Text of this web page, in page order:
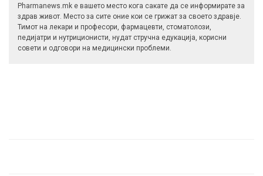
Pharmanews.mk е вашето место кога сакате да се информирате за
здрав живот. Место за сите оние кои се грижат за своето здравје.
Тимот на лекари и професори, фармацевти, стоматолози,
педијатри и нутриционисти, нудат стручна едукација, корисни
совети и одговори на медицински проблеми.